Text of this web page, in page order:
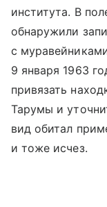
института. В
обнаружили
с
9 января 1963
привязать
Тарумы и
вид обитал
и тоже исчез.